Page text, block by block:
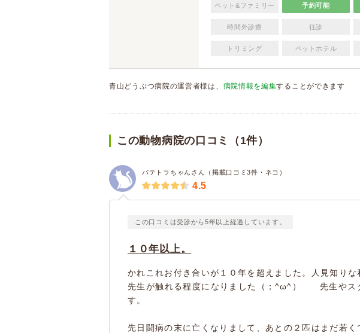
ペット&ファミリー 予約可能
時間外診療 往診
トリミング ペットホテル
青山どうぶつ病院の運営者様は、 病院情報を編集することができます
この動物病院の口コミ（1件）
パテトラちゃんさん（掲載口コミ3件・ネコ）
4.5
この口コミは受診から5年以上経過しています。
１０年以上。
かれこれお付き合いが１０年を超えました。人見知り
先生が触れる程度になりました（；^ω^） 先生やス
す。
先日闘病の末に亡くなりまして、あとの２匹はまだ若